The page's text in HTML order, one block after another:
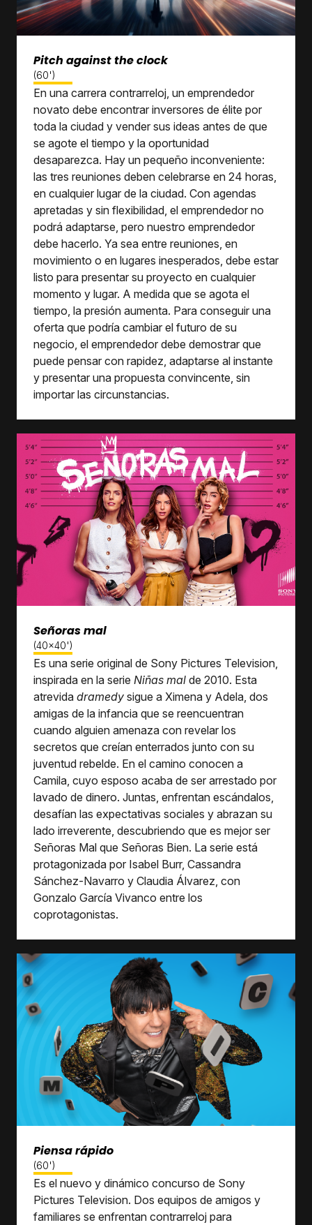
Pitch against the clock
(60')
En una carrera contrarreloj, un emprendedor
novato debe encontrar inversores de élite por
toda la ciudad y vender sus ideas antes de que
se agote el tiempo y la oportunidad
desaparezca. Hay un pequeño inconveniente:
las tres reuniones deben celebrarse en 24 horas,
en cualquier lugar de la ciudad. Con agendas
apretadas y sin flexibilidad, el emprendedor no
podrá adaptarse, pero nuestro emprendedor
debe hacerlo. Ya sea entre reuniones, en
movimiento o en lugares inesperados, debe estar
listo para presentar su proyecto en cualquier
momento y lugar. A medida que se agota el
tiempo, la presión aumenta. Para conseguir una
oferta que podría cambiar el futuro de su
negocio, el emprendedor debe demostrar que
puede pensar con rapidez, adaptarse al instante
y presentar una propuesta convincente, sin
importar las circunstancias.
Señoras mal
(40x40')
Es una serie original de Sony Pictures Television,
inspirada en la serie Niñas mal de 2010. Esta
atrevida dramedy sigue a Ximena y Adela, dos
amigas de la infancia que se reencuentran
cuando alguien amenaza con revelar los
secretos que creían enterrados junto con su
juventud rebelde. En el camino conocen a
Camila, cuyo esposo acaba de ser arrestado por
lavado de dinero. Juntas, enfrentan escándalos,
desafían las expectativas sociales y abrazan su
lado irreverente, descubriendo que es mejor ser
Señoras Mal que Señoras Bien. La serie está
protagonizada por Isabel Burr, Cassandra
Sánchez-Navarro y Claudia Álvarez, con
Gonzalo García Vivanco entre los
coprotagonistas.
Piensa rápido
(60')
Es el nuevo y dinámico concurso de Sony
Pictures Television. Dos equipos de amigos y
familiares se enfrentan contrarreloj para